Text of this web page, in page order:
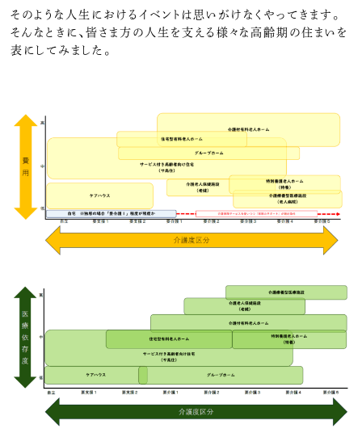
そのような人生におけるイベントは思いがけなくやってきます。
そんなときに、皆さま方の人生を支える様々な高齢期の住まいを
表にしてみました。